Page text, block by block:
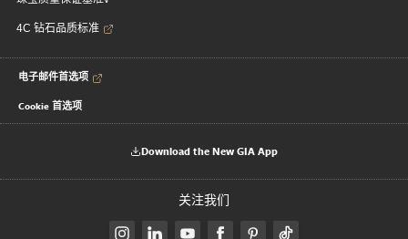
4C 钻石品质标准
电子邮件首选项
Cookie 首选项
Download the New GIA App
关注我们